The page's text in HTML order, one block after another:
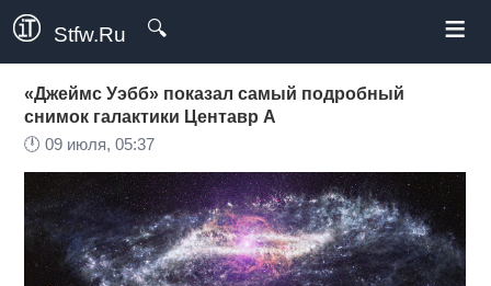
Stfw.Ru 🔍 ≡
«Джеймс Уэбб» показал самый подробный
снимок галактики Центавр А
🕛09 июля, 05:37